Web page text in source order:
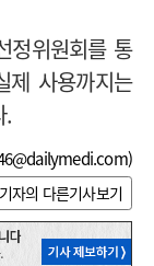
정위원회를 통
제 사용까지는
.
)
기자의 다른기사보기